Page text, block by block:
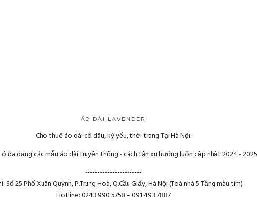
ÁO DÀI LAVENDER
Cho thuê áo dài cô dâu, kỷ yếu, thời trang Tại Hà Nội.
đa dạng các mẫu áo dài truyền thống - cách tân xu hướng luôn cập nhật 2024 - 2025
-----------------------
Số 25 Phố Xuân Quỳnh, P.Trung Hoà, Q.Cầu Giấy, Hà Nội (Toà nhà 5 Tầng màu tím)
Hotline: 0243 990 5758 – 091 493 7887